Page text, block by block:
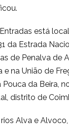
está
da Estrada
de Penalva de
e na União de
Pouca da Beira,
distrito de
Alva e